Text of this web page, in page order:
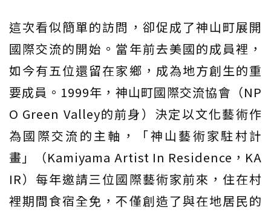
這次看似簡單的訪問，卻促成了神山町展開
國際交流的開始。當年前去美國的成員裡，
如今有五位還留在家鄉，成為地方創生的重
要成員。1999年，神山町國際交流協會（NP
O Green Valley的前身）決定以文化藝術作
為國際交流的主軸，「神山藝術家駐村計
畫」（Kamiyama Artist In Residence，KA
IR）每年邀請三位國際藝術家前來，住在村
裡期間食宿全免，不僅創造了與在地居民的